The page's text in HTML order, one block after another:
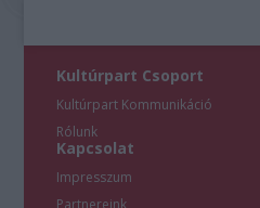
Kultúrpart Csoport
Kultúrpart Kommunikáció
Rólunk
Kapcsolat
Impresszum
Partnereink